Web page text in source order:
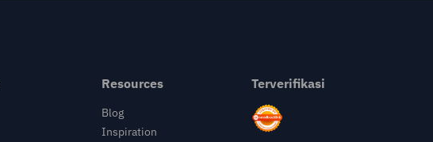
Resources
Blog
Inspiration
Terverifikasi